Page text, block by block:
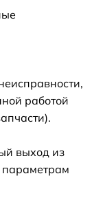
работой
выход из
параметрам